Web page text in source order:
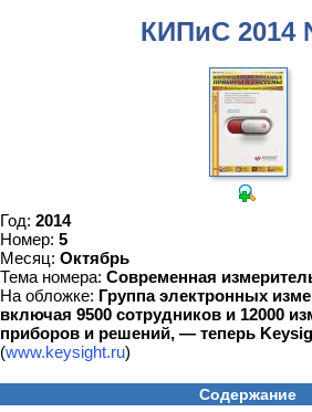
КИПиС 2014
Год: 2014
Номер: 5
Месяц: Октябрь
Тема номера: Современная
На обложке: Группа электронных
включая 9500 сотрудников и 12000
приборов и решений, — теперь
(www.keysight.ru)
Содержание